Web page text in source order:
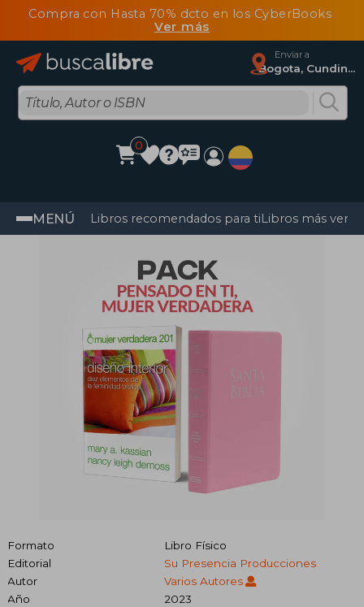
Compra con Hasta 70% dcto en los CyberBooks
Ver más
Enviar a
Bogota, Cundinamarca
0
MENÚ Libros recomendados para tiLibros más
Formato
Libro Físico
Editorial
Su Presencia Producciones
Autor
Varios Autores
Año
2023